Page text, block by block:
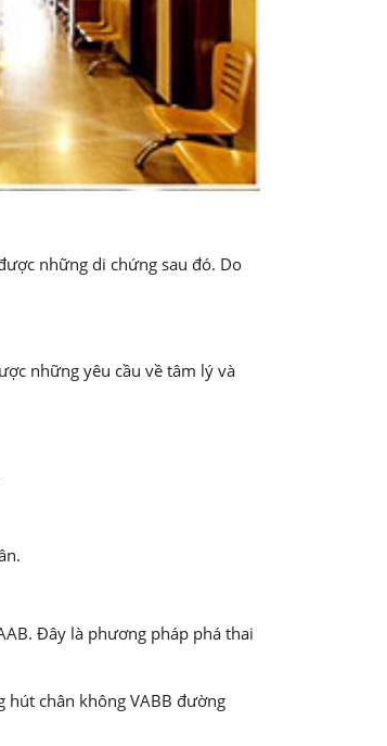
những di chứng sau đó. Do
những yêu cầu về tâm lý và
Đây là phương pháp phá thai
hút chân không VABB đường